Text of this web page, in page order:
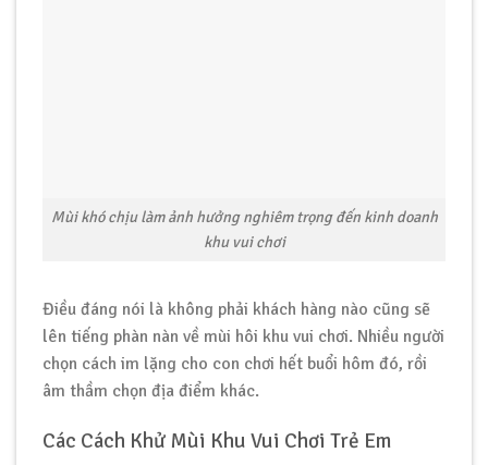
Mùi khó chịu làm ảnh hưởng nghiêm trọng đến kinh doanh
khu vui chơi
Điều đáng nói là không phải khách hàng nào cũng sẽ
lên tiếng phàn nàn về mùi hôi khu vui chơi. Nhiều người
chọn cách im lặng cho con chơi hết buổi hôm đó, rồi
âm thầm chọn địa điểm khác.
Các Cách Khử Mùi Khu Vui Chơi Trẻ Em